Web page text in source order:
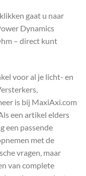
gaat u naar
Dynamics
– direct kunt
voor al je licht- en
is bij MaxiAxi.com
een artikel elders
een passende
met de
vragen, maar
van complete